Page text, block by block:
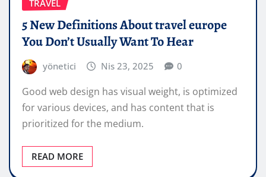
TRAVEL
5 New Definitions About travel europe
You Don’t Usually Want To Hear
yönetici Nis 23, 2025 0
Good web design has visual weight, is optimized
for various devices, and has content that is
prioritized for the medium.
READ MORE